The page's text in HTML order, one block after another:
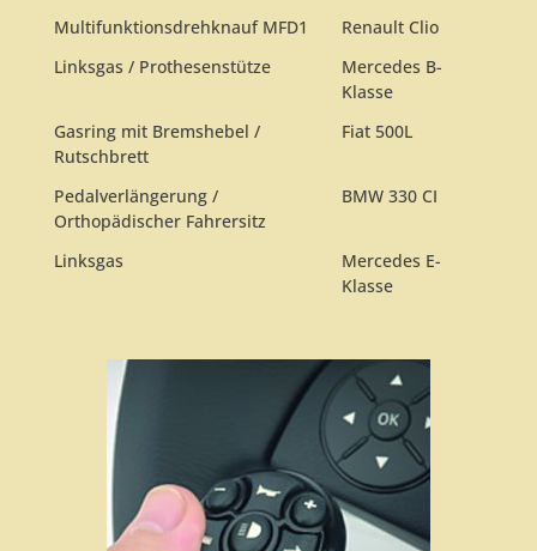
Multifunktionsdrehknauf MFD1
Renault Clio
Linksgas / Prothesenstütze
Mercedes B-
Klasse
Gasring mit Bremshebel /
Rutschbrett
Fiat 500L
Pedalverlängerung /
Orthopädischer Fahrersitz
BMW 330 CI
Linksgas
Mercedes E-
Klasse